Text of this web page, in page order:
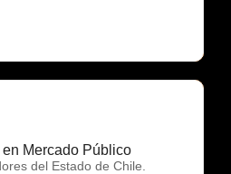
Mercado Público
del Estado de Chile.
Servicios